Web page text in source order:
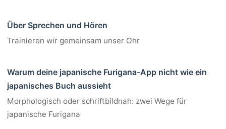
Über Sprechen und Hören
Trainieren wir gemeinsam unser Ohr
Warum deine japanische Furigana-App nicht wie ein
japanisches Buch aussieht
Morphologisch oder schriftbildnah: zwei Wege für
japanische Furigana